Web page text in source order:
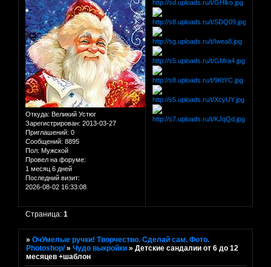
Откуда: Великий Устюг
Зарегистрирован: 2013-03-27
Приглашений: 0
Сообщений: 8895
Пол: Мужской
Провел на форуме:
1 месяц 6 дней
Последний визит:
2026-08-02 16:33:08
Страница:1
»ОчУмелые ручки! Творчество. Сделай сам. Фото.
Photoshop/ »Чудо выкройки »Детские сандалии от 6 до 12
месяцев +шаблон